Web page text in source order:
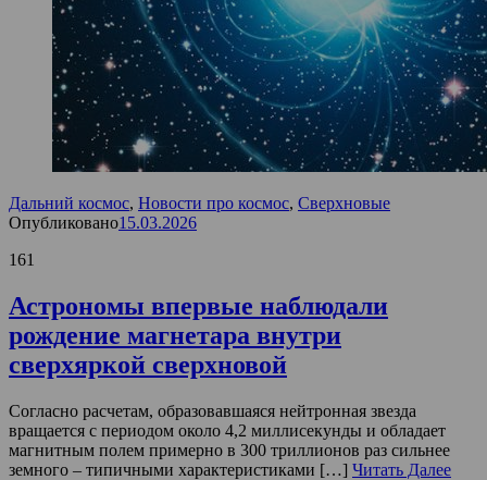
Дальний космос, Новости про космос, Сверхновые
Опубликовано15.03.2026
161
Астрономы впервые наблюдали
рождение магнетара внутри
сверхяркой сверхновой
Согласно расчетам, образовавшаяся нейтронная звезда
вращается с периодом около 4,2 миллисекунды и обладает
магнитным полем примерно в 300 триллионов раз сильнее
земного – типичными характеристиками […] Читать Далее